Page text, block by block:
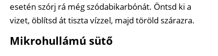
esetén szórj rá még szódabikarbónát. Öntsd ki a
vizet, öblítsd át tiszta vízzel, majd töröld szárazra.
Mikrohullámú sütő